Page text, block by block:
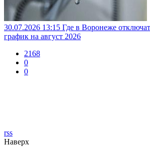
30.07.2026 13:15 Где в Воронеже
график на август 2026
2168
0
0
rss
Наверх